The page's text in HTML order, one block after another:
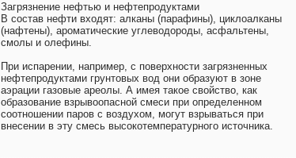
Загрязнение нефтью и нефтепродуктами
В состав нефти входят: алканы (парафины), циклоалканы
(нафтены), ароматические углеводороды, асфальтены,
смолы и олефины.
При испарении, например, с поверхности загрязненных
нефтепродуктами грунтовых вод они образуют в зоне
аэрации газовые ареолы. А имея такое свойство, как
образование взрывоопасной смеси при определенном
соотношении паров с воздухом, могут взрываться при
внесении в эту смесь высокотемпературного источника.